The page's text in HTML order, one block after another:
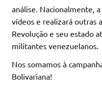
análise. Nacionalmente,
vídeos e realizará outras
Revolução e seu estado
militantes venezuelanos.
Nos somamos à
Bolivariana!